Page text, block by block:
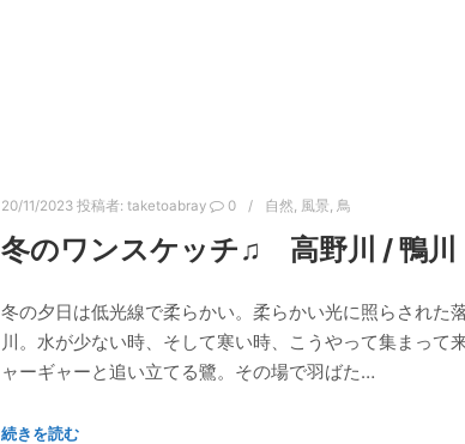
20/11/2023 投稿者: taketoabray 0 自然, 風景, 鳥
冬のワンスケッチ♫ 高野川 / 鴨川
冬の夕日は低光線で柔らかい。柔らかい光に照らされた
川。水が少ない時、そして寒い時、こうやって集まっ
ャーギャーと追い立てる鷺。その場で羽ばた…
続きを読む